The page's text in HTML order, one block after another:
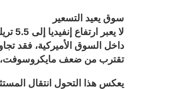
سوق يعيد التسعير
لا
داخل السوق الأميركية، فقد
تقترب من ضعف مايكروسوفت،
يعكس هذا التحول انتقال